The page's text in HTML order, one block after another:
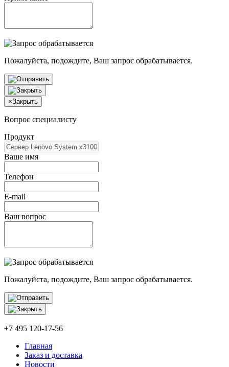
Пожалуйста, подождите, Ваш запрос обрабатывается.
×Закрыть
Вопрос специалисту
Продукт
Ваше имя
Телефон
E-mail
Ваш вопрос
Пожалуйста, подождите, Ваш запрос обрабатывается.
+7 495 120-17-56
Главная
Заказ и доставка
Новости